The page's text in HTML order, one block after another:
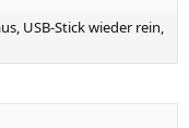
USB-Stick wieder rein,